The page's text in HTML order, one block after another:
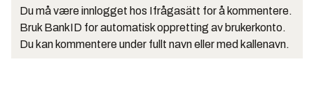
Du må være innlogget hos Ifrågasätt for å kommentere.
Bruk BankID for automatisk oppretting av brukerkonto.
Du kan kommentere under fullt navn eller med kallenavn.